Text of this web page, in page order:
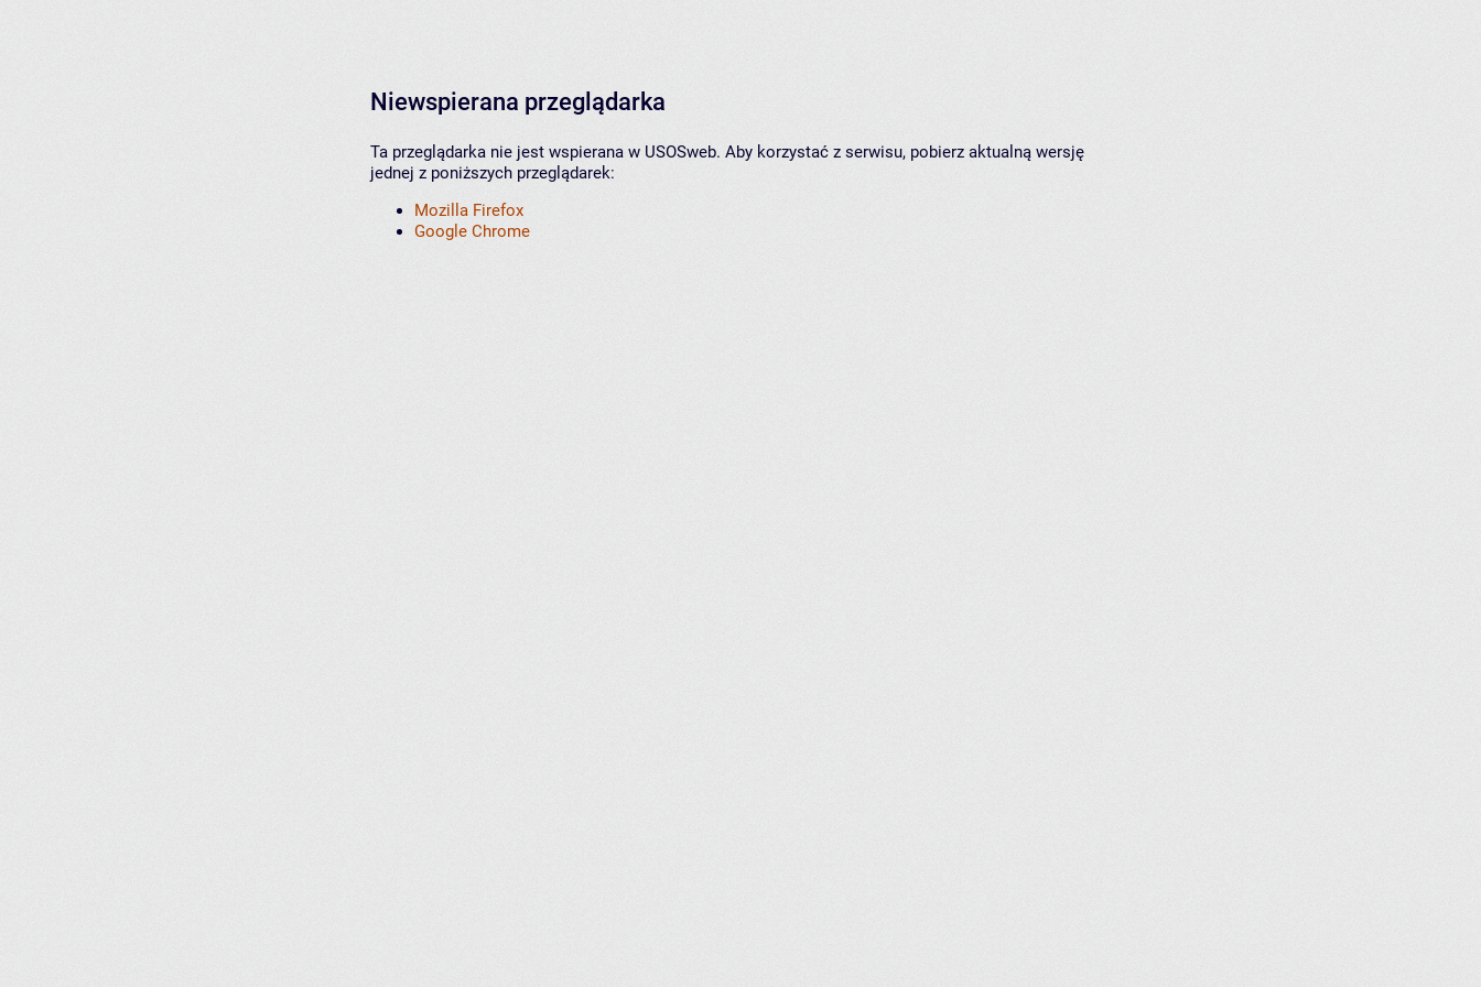
Niewspierana przeglądarka
Ta przeglądarka nie jest wspierana w USOSweb. Aby korzystać z serwisu, pobierz aktualną wersję
jednej z poniższych przeglądarek:
Mozilla Firefox
Google Chrome